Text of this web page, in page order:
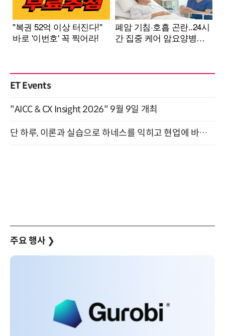
ET Events
"AICC & CX Insight 2026" 9월 9일 개최
단 하루, 이론과 실습으로 하네스를 익히고 현업에 바로 쓰는 핸즈온 워크숍 (8/20)
주요 행사 ❯